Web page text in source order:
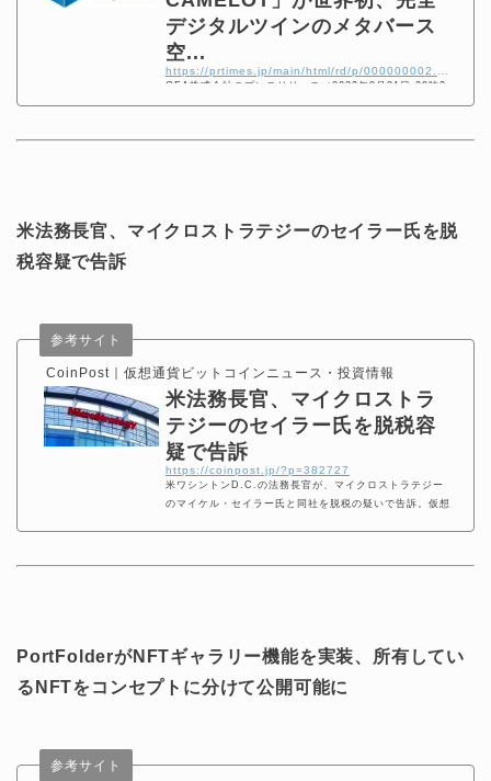
デジタルツインのメタバース
空...
GFA株式会社のプレスリリース（2022年8月31日 20時2
3分）渋谷最大級のクラブが世界初、完全デジタルツイン
米法務長官、マイクロストラテジーのセイラー氏を脱
税容疑で告訴
CoinPost｜仮想通貨ビットコインニュース・投資情報
参考サイト
米法務長官、マイクロストラ
テジーのセイラー氏を脱税容
疑で告訴
https://coinpost.jp/?p=382727
米ワシントンD.C.の法務長官が、マイクロストラテジー
のマイケル・セイラー氏と同社を脱税の疑いで告訴。仮想
PortFolderがNFTギャラリー機能を実装、所有してい
るNFTをコンセプトに分けて公開可能に
参考サイト